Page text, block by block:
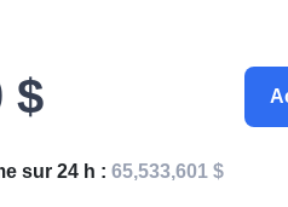
$
sur 24 h : 65,533,601 $